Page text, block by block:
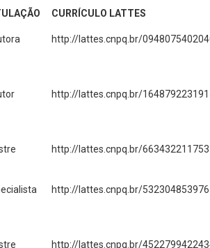
CURRÍCULO LATTES
http://lattes.cnpq.br/
http://lattes.cnpq.br/
http://lattes.cnpq.br/
http://lattes.cnpq.br/
http://lattes.cnpq.br/